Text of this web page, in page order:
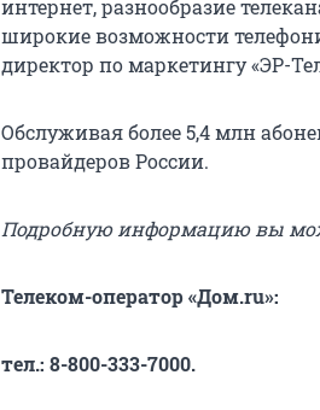
интернет, разнообразие
широкие возможности
директор по маркетингу «ЭР-
Обслуживая более 5,4 млн
провайдеров России.
Подробную информацию вы
Телеком-оператор «Дом.ru»:
тел.: 8-800-333-7000.